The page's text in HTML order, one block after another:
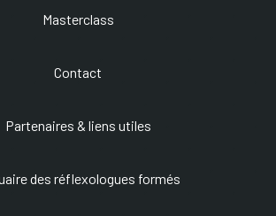
Masterclass
Contact
Partenaires & liens utiles
des réflexologues formés